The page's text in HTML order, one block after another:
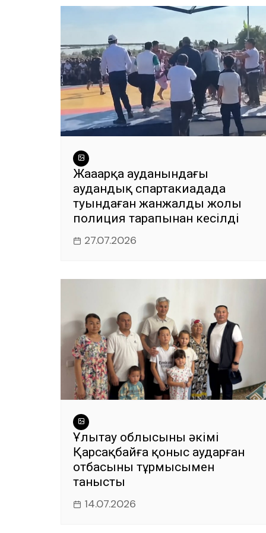
Жаңаарқа ауданындағы
аудандық спартакиадада
туындаған жанжалдың жолы
полиция тарапынан кесілді
27.07.2026
Ұлытау облысының әкімі
Қарсақбайға қоныс аударған
отбасының тұрмысымен
танысты
14.07.2026